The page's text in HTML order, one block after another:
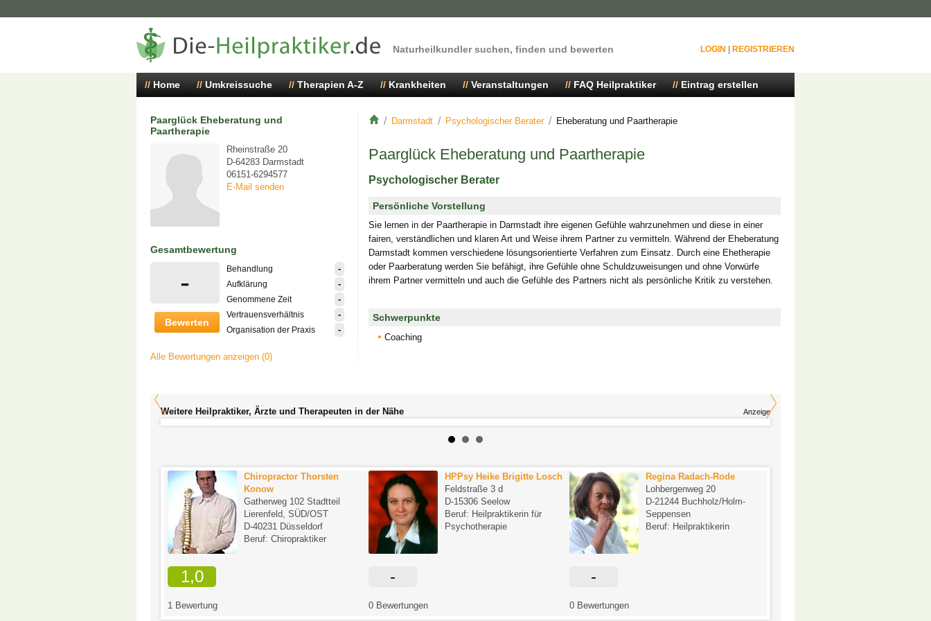
Naturheilkundler suchen, finden und bewerten LOGIN REGISTRIEREN
Home Umkreissuche Therapien A-Z Krankheiten Veranstaltungen FAQ Heilpraktiker Eintrag erstellen
Paarglück Eheberatung und
Paartherapie
Rheinstraße 20
D-64283 Darmstadt
06151-6294577
E-Mail senden
Gesamtbewertung
-
Bewerten
Behandlung -
Aufklärung -
Genommene Zeit -
Vertrauensverhältnis -
Organisation der Praxis -
Alle Bewertungen anzeigen (0)
Darmstadt Psychologischer Berater Eheberatung und Paartherapie
Paarglück Eheberatung und Paartherapie
Psychologischer Berater
Persönliche Vorstellung
Sie lernen in der Paartherapie in Darmstadt ihre eigenen Gefühle wahrzunehmen und diese in einer
fairen, verständlichen und klaren Art und Weise ihrem Partner zu vermitteln. Während der Eheberatung
Darmstadt kommen verschiedene lösungsorientierte Verfahren zum Einsatz. Durch eine Ehetherapie
oder Paarberatung werden Sie befähigt, ihre Gefühle ohne Schuldzuweisungen und ohne Vorwürfe
ihrem Partner vermitteln und auch die Gefühle des Partners nicht als persönliche Kritik zu verstehen.
Schwerpunkte
Coaching
Weitere Heilpraktiker, Ärzte und Therapeuten in der Nähe Anzeige
1,0
1 Bewertung
Chiropractor Thorsten
Konow
Gatherweg 102 Stadtteil
Lierenfeld, SÜD/OST
D-40231 Düsseldorf
Beruf: Chiropraktiker
-
0 Bewertungen
HPPsy Heike Brigitte Losch
Feldstraße 3 d
D-15306 Seelow
Beruf: Heilpraktikerin für
Psychotherapie
-
0 Bewertungen
Regina Radach-Rode
Lohbergenweg 20
D-21244 Buchholz/Holm-
Seppensen
Beruf: Heilpraktikerin